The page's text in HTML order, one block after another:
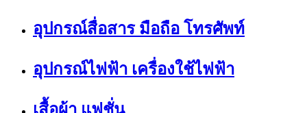
อุปกรณ์สื่อสาร มือถือ โทรศัพท์
อุปกรณ์ไฟฟ้า เครื่องใช้ไฟฟ้า